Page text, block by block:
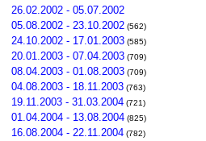
26.02.2002 - 05.07.2002
05.08.2002 - 23.10.2002 (562)
24.10.2002 - 17.01.2003 (585)
20.01.2003 - 07.04.2003 (709)
08.04.2003 - 01.08.2003 (709)
04.08.2003 - 18.11.2003 (763)
19.11.2003 - 31.03.2004 (721)
01.04.2004 - 13.08.2004 (825)
16.08.2004 - 22.11.2004 (782)